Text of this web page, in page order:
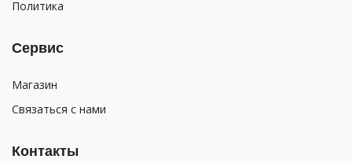
Политика
Сервис
Магазин
Связаться с нами
Контакты